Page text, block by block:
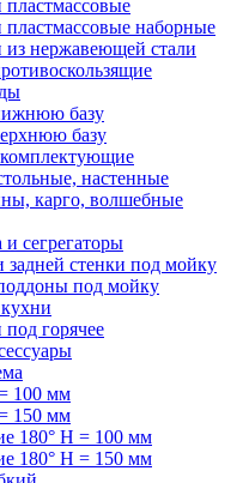
наборные
нержавеющей стали
базу
базу
настенные
карго, волшебные
сегрегаторы
задней стенки под мойку
под мойку
горячее
100 мм
150 мм
180° H = 100 мм
180° H = 150 мм